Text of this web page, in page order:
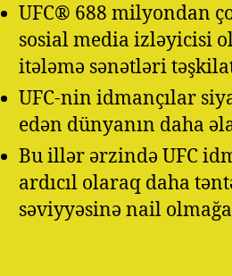
UFC® 688 milyondan
sosial media izləyicisi
itələmə sənətləri
UFC-nin idmançılar
edən dünyanın daha
Bu illər ərzində UFC
ardıcıl olaraq daha
səviyyəsinə nail olmağa